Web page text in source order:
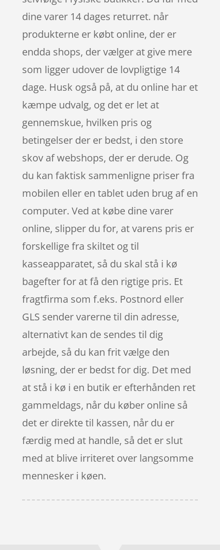
dine varer 14 dages returret. når
produkterne er købt online, der er
endda shops, der vælger at give mere
som ligger udover de lovpligtige 14
dage. Husk også på, at du online har et
kæmpe udvalg, og det er let at
gennemskue, hvilken pris og
betingelser der er bedst, i den store
skov af webshops, der er derude. Og
du kan faktisk sammenligne priser fra
mobilen eller en tablet uden brug af en
computer. Ved at købe dine varer
online, slipper du for, at varens pris er
forskellige fra skiltet og til
kasseapparatet, så du skal stå i kø
bagefter for at få den rigtige pris. Et
fragtfirma som f.eks. Postnord eller
GLS sender varerne til din adresse,
alternativt kan de sendes til dig
arbejde, så du kan frit vælge den
løsning, der er bedst for dig. Det med
at stå i kø i en butik er efterhånden ret
gammeldags, når du køber online så
det er direkte til kassen, når du er
færdig med at handle, så det er slut
med at blive irriteret over langsomme
mennesker i køen.